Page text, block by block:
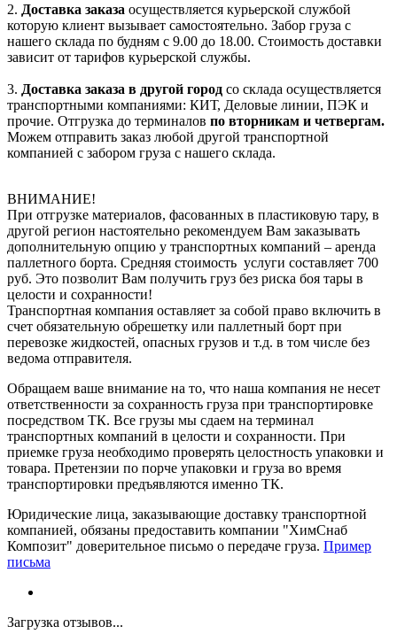
2. Доставка заказа осуществляется курьерской службой
которую клиент вызывает самостоятельно. Забор груза с
нашего склада по будням с 9.00 до 18.00. Стоимость доставки
зависит от тарифов курьерской службы.
3. Доставка заказа в другой город со склада осуществляется
транспортными компаниями: КИТ, Деловые линии, ПЭК и
прочие. Отгрузка до терминалов по вторникам и четвергам.
Можем отправить заказ любой другой транспортной
компанией с забором груза с нашего склада.
ВНИМАНИЕ!
При отгрузке материалов, фасованных в пластиковую тару, в
другой регион настоятельно рекомендуем Вам заказывать
дополнительную опцию у транспортных компаний – аренда
паллетного борта. Средняя стоимость услуги составляет 700
руб. Это позволит Вам получить груз без риска боя тары в
целости и сохранности!
Транспортная компания оставляет за собой право включить в
счет обязательную обрешетку или паллетный борт при
перевозке жидкостей, опасных грузов и т.д. в том числе без
ведома отправителя.
Обращаем ваше внимание на то, что наша компания не несет
ответственности за сохранность груза при транспортировке
посредством ТК. Все грузы мы сдаем на терминал
транспортных компаний в целости и сохранности. При
приемке груза необходимо проверять целостность упаковки и
товара. Претензии по порче упаковки и груза во время
транспортировки предъявляются именно ТК.
Юридические лица, заказывающие доставку транспортной
компанией, обязаны предоставить компании "ХимСнаб
Композит" доверительное письмо о передаче груза. Пример
письма
Загрузка отзывов...